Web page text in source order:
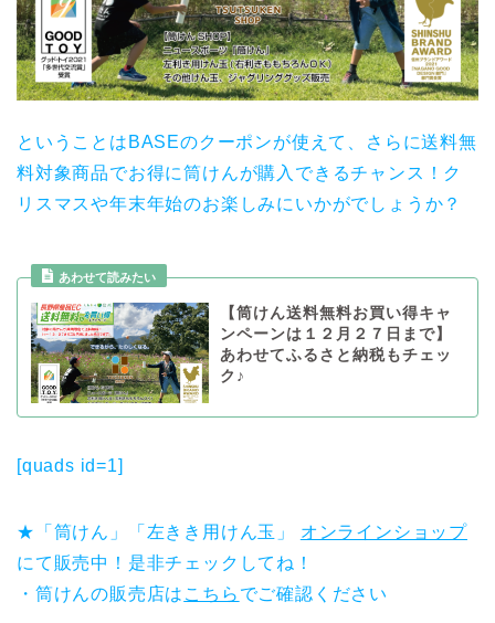
ということはBASEのクーポンが使えて、さらに送料無
料対象商品でお得に筒けんが購入できるチャンス！ク
リスマスや年末年始のお楽しみにいかがでしょうか？
あわせて読みたい
【筒けん送料無料お買い得キャ
ンペーンは１２月２７日まで】
あわせてふるさと納税もチェッ
ク♪
[quads id=1]
★「筒けん」「左きき用けん玉」 オンラインショップ
にて販売中！是非チェックしてね！
・筒けんの販売店は こちら でご確認ください